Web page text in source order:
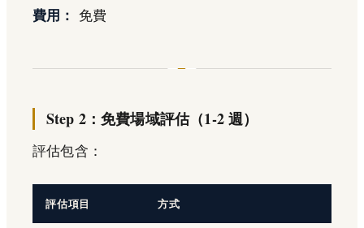
費用： 免費
Step 2：免費場域評估（1-2 週）
評估包含：
評估項目 方式